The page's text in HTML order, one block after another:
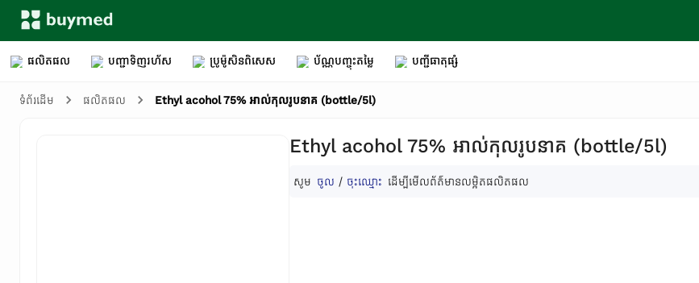
ផលិតផល បញ្ជាទិញរហ័ស ប្រូម៉ូសិនពិសេស ប័ណ្ណបញ្ចុះតម្លៃ បញ្ជីធាតុផ្សំ
ទំព័រដើម ផលិតផល Ethyl acohol 75% អាល់កុលរូបនាគ (bottle/5l)
Ethyl acohol 75% អាល់កុលរូបនាគ (bottle/5l)
សូម ចូល / ចុះឈ្មោះ ដើម្បីមើលព័ត៌មានលម្អិតផលិតផល